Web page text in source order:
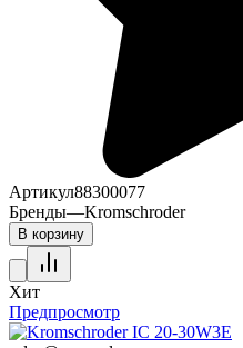
Артикул88300077
Бренды—Kromschroder
В корзину
Хит
Предпросмотр